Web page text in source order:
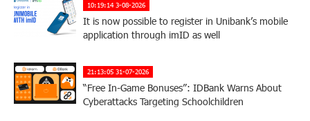
10:19:14 3-08-2026
It is now possible to register in Unibank’s mobile
application through imID as well
21:13:05 31-07-2026
“Free In-Game Bonuses”: IDBank Warns About
Cyberattacks Targeting Schoolchildren